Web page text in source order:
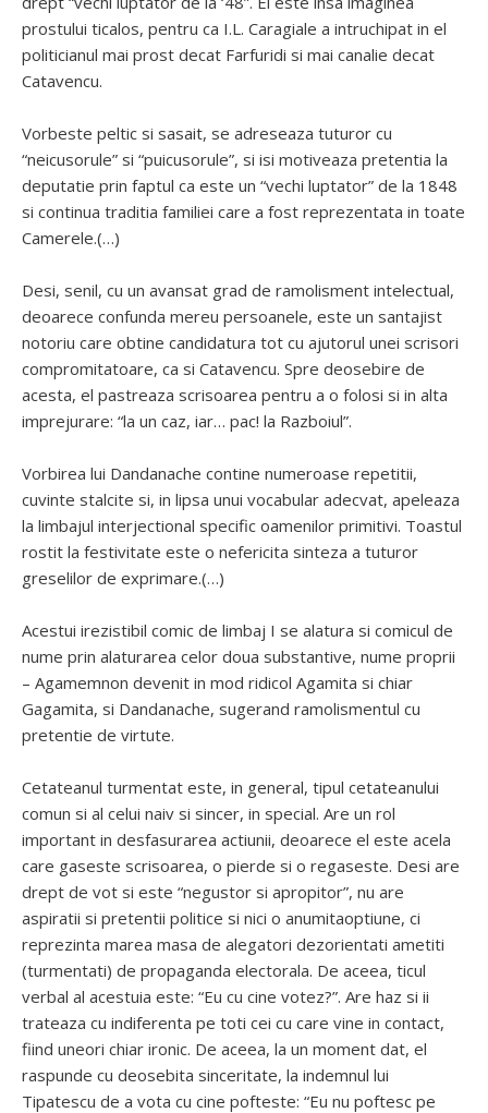
prostului ticalos, pentru ca I.L. Caragiale a intruchipat in el
politicianul mai prost decat Farfuridi si mai canalie decat
Catavencu.
Vorbeste peltic si sasait, se adreseaza tuturor cu
“neicusorule” si “puicusorule”, si isi motiveaza pretentia la
deputatie prin faptul ca este un “vechi luptator” de la 1848
si continua traditia familiei care a fost reprezentata in toate
Camerele.(…)
Desi, senil, cu un avansat grad de ramolisment intelectual,
deoarece confunda mereu persoanele, este un santajist
notoriu care obtine candidatura tot cu ajutorul unei scrisori
compromitatoare, ca si Catavencu. Spre deosebire de
acesta, el pastreaza scrisoarea pentru a o folosi si in alta
imprejurare: “la un caz, iar… pac! la Razboiul”.
Vorbirea lui Dandanache contine numeroase repetitii,
cuvinte stalcite si, in lipsa unui vocabular adecvat, apeleaza
la limbajul interjectional specific oamenilor primitivi. Toastul
rostit la festivitate este o nefericita sinteza a tuturor
greselilor de exprimare.(…)
Acestui irezistibil comic de limbaj I se alatura si comicul de
nume prin alaturarea celor doua substantive, nume proprii
– Agamemnon devenit in mod ridicol Agamita si chiar
Gagamita, si Dandanache, sugerand ramolismentul cu
pretentie de virtute.
Cetateanul turmentat este, in general, tipul cetateanului
comun si al celui naiv si sincer, in special. Are un rol
important in desfasurarea actiunii, deoarece el este acela
care gaseste scrisoarea, o pierde si o regaseste. Desi are
drept de vot si este “negustor si apropitor”, nu are
aspiratii si pretentii politice si nici o anumitaoptiune, ci
reprezinta marea masa de alegatori dezorientati ametiti
(turmentati) de propaganda electorala. De aceea, ticul
verbal al acestuia este: “Eu cu cine votez?”. Are haz si ii
trateaza cu indiferenta pe toti cei cu care vine in contact,
fiind uneori chiar ironic. De aceea, la un moment dat, el
raspunde cu deosebita sinceritate, la indemnul lui
Tipatescu de a vota cu cine pofteste: “Eu nu poftesc pe